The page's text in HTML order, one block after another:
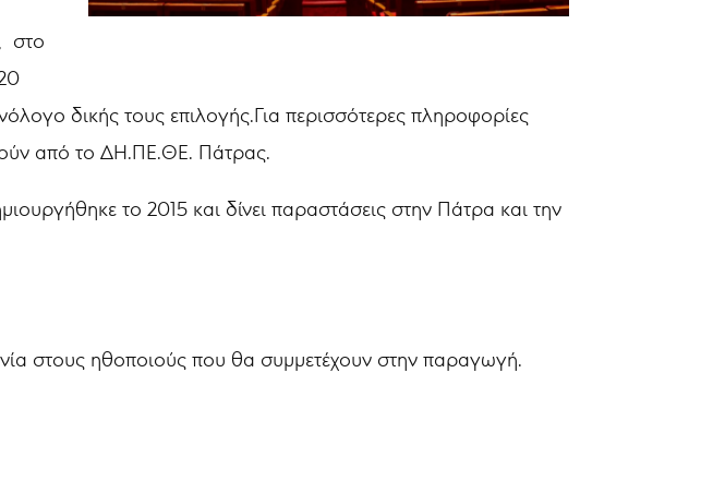
στο
δικής τους επιλογής.Για περισσότερες πληροφορίες
από το ΔΗ.ΠΕ.ΘΕ. Πάτρας.
το 2015 και δίνει παραστάσεις στην Πάτρα και την
στους ηθοποιούς που θα συμμετέχουν στην παραγωγή.